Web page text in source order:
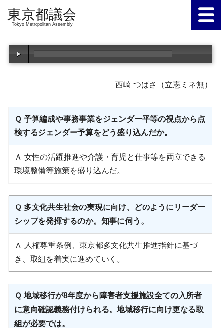
Tokyo Metropolitan Assembly
西崎 つばさ（立憲ミネ無）
Ｑ 予算編成や事務事業をジェンダー平等の視点から点
検するジェンダー予算をどう盛り込んだか。
Ａ 女性の活躍推進や介護・育児と仕事等を両立できる
環境整備等施策を盛り込んだ。
Ｑ 多文化共生社会の実現に向け、どのようにリーダー
シップを発揮するのか。知事に伺う。
Ａ 人権尊重条例、東京都多文化共生推進指針に基づ
き、取組を着実に進めていく。
Ｑ 地域移行が8年度から障害者支援施設全ての入所者
に意向確認義務付けられる。地域移行に向け更なる取
組が必要では。